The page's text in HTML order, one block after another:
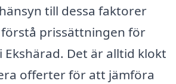
till dessa faktorer
prissättningen för
Ekshärad. Det är alltid klokt
offerter för att jämföra